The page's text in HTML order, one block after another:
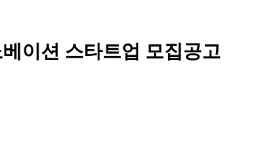
이션 스타트업 모집공고